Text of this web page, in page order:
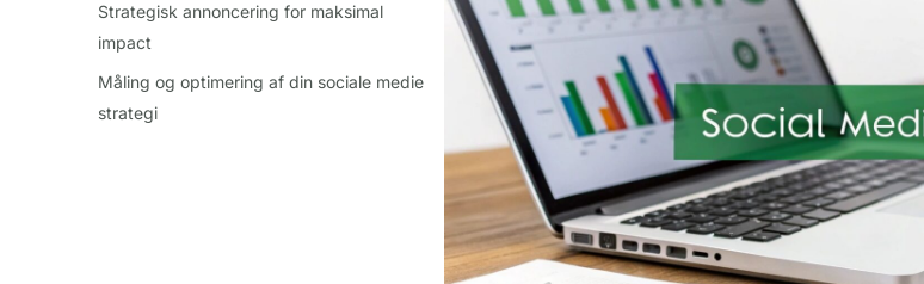
Strategisk annoncering for maksimal
impact
Måling og optimering af din sociale medie
strategi